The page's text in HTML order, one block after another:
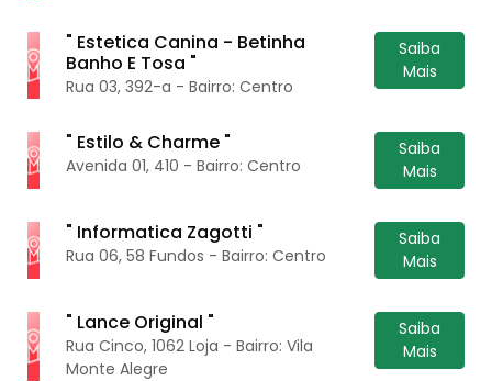
" Estetica Canina - Betinha
Banho E Tosa "
Rua 03, 392-a - Bairro: Centro
Saiba
Mais
" Estilo & Charme "
Avenida 01, 410 - Bairro: Centro
Saiba
Mais
" Informatica Zagotti "
Rua 06, 58 Fundos - Bairro: Centro
Saiba
Mais
" Lance Original "
Rua Cinco, 1062 Loja - Bairro: Vila
Monte Alegre
Saiba
Mais